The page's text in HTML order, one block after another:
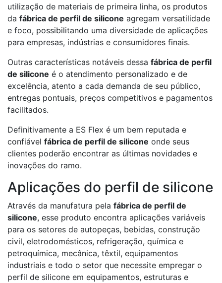
utilização de materiais de primeira linha, os produtos
da fábrica de perfil de silicone agregam versatilidade
e foco, possibilitando uma diversidade de aplicações
para empresas, indústrias e consumidores finais.
Outras características notáveis dessa fábrica de perfil
de silicone é o atendimento personalizado e de
excelência, atento a cada demanda de seu público,
entregas pontuais, preços competitivos e pagamentos
facilitados.
Definitivamente a ES Flex é um bem reputada e
confiável fábrica de perfil de silicone onde seus
clientes poderão encontrar as últimas novidades e
inovações do ramo.
Aplicações do perfil de silicone
Através da manufatura pela fábrica de perfil de
silicone, esse produto encontra aplicações variáveis
para os setores de autopeças, bebidas, construção
civil, eletrodomésticos, refrigeração, química e
petroquímica, mecânica, têxtil, equipamentos
industriais e todo o setor que necessite empregar o
perfil de silicone em equipamentos, estruturas e